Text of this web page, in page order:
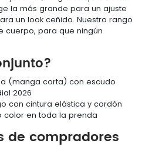
la más grande para un ajuste
un look ceñido. Nuestro rango
cuerpo, para que ningún
(manga corta) con escudo
2026
con cintura elástica y cordón
color en toda la prenda
de compradores